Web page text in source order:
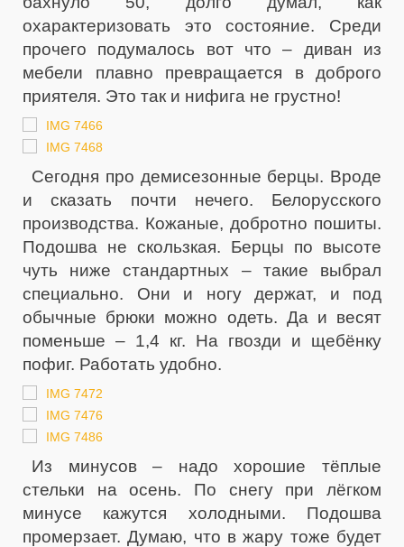
охарактеризовать это состояние. Среди
прочего подумалось вот что – диван из
мебели плавно превращается в доброго
приятеля. Это так и нифига не грустно!
Сегодня про демисезонные берцы. Вроде
и сказать почти нечего. Белорусского
производства. Кожаные, добротно пошиты.
Подошва не скользкая. Берцы по высоте
чуть ниже стандартных – такие выбрал
специально. Они и ногу держат, и под
обычные брюки можно одеть. Да и весят
поменьше – 1,4 кг. На гвозди и щебёнку
пофиг. Работать удобно.
Из минусов – надо хорошие тёплые
стельки на осень. По снегу при лёгком
минусе кажутся холодными. Подошва
промерзает. Думаю, что в жару тоже будет